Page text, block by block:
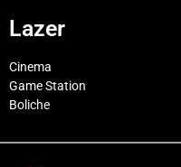
Lazer
Cinema
Game Station
Boliche